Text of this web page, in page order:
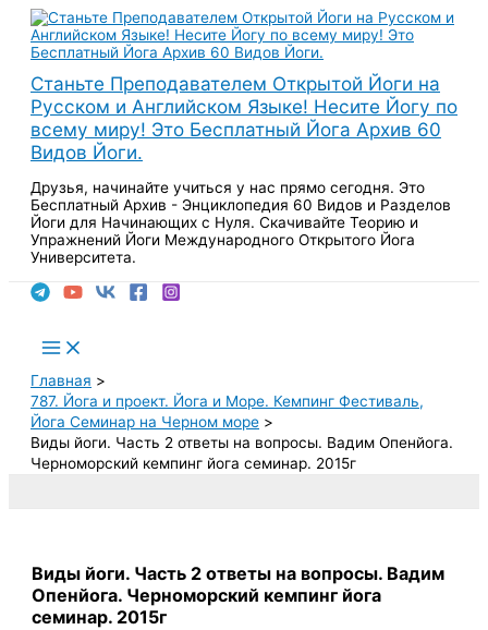
Перейти
содержимому
Станьте Преподавателем Открытой Йоги на
Русском и Английском Языке! Несите Йогу по
всему миру! Это Бесплатный Йога Архив 60
Видов Йоги.
Друзья, начинайте учиться у нас прямо сегодня. Это
Бесплатный Архив - Энциклопедия 60 Видов и Разделов
Йоги для Начинающих с Нуля. Скачивайте Теорию и
Упражнений Йоги Международного Открытого Йога
Университета.
Main
Menu
Главная
787. Йога и проект. Йога и Море. Кемпинг Фестиваль,
Йога Семинар на Черном море
Виды йоги. Часть 2 ответы на вопросы. Вадим Опенйога.
Черноморский кемпинг йога семинар. 2015г
Виды йоги. Часть 2 ответы на вопросы. Вадим
Опенйога. Черноморский кемпинг йога
семинар. 2015г